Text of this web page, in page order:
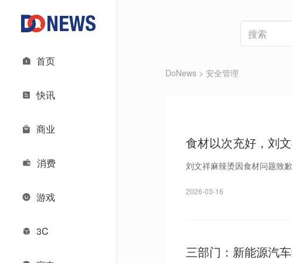
首页
快讯
商业
消费
游戏
3C
DoNews > 安全管理
食材以次充好，刘
刘文祥麻辣烫因食材问题致
2026-03-16
三部门：新能源汽